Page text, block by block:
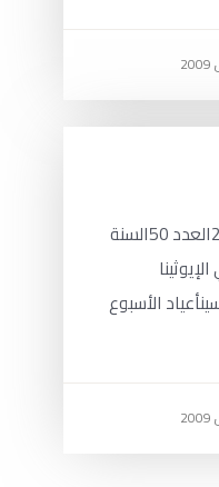
الأحد 13 كانون الأول 2009العدد 50السنة
الأسبوع